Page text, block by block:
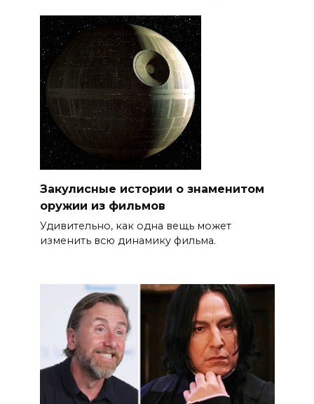
Закулисные истории о знаменитом
оружии из фильмов
Удивительно, как одна вещь может
изменить всю динамику фильма.